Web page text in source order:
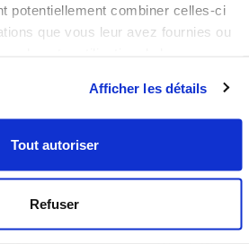
voyage de développement
vous permettre de découvrir de
vous-même et de votre métier.